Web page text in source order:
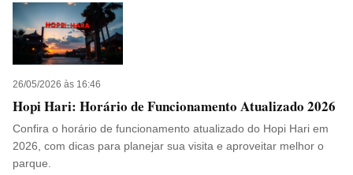
26/05/2026 às 16:46
Hopi Hari: Horário de Funcionamento Atualizado 2026
Confira o horário de funcionamento atualizado do Hopi Hari em
2026, com dicas para planejar sua visita e aproveitar melhor o
parque.